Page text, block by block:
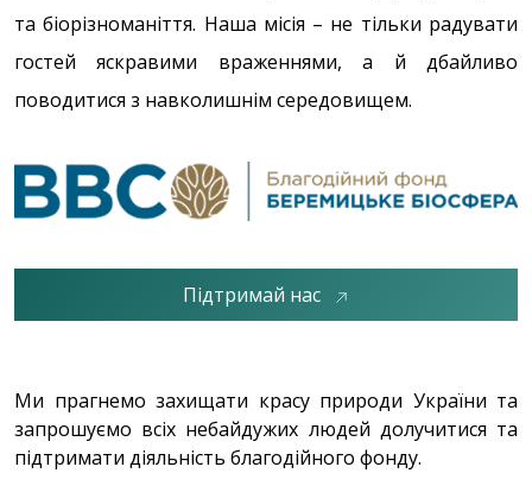
та біорізноманіття. Наша місія – не тільки радувати
гостей яскравими враженнями, а й дбайливо
поводитися з навколишнім середовищем.
Підтримай нас
Ми прагнемо захищати красу природи України та
запрошуємо всіх небайдужих людей долучитися та
підтримати діяльність благодійного фонду.